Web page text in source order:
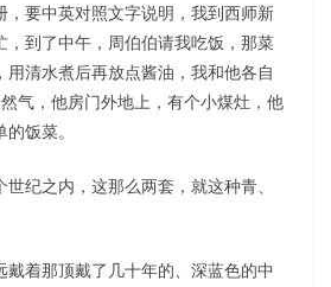
，要中英对照文字说明，我到西师新
，到了中午，周伯伯请我吃饭，那菜
清水煮后再放点酱油，我和他各自
气，他房门外地上，有个小煤灶，他
饭菜。
纪之内，这那么两套，就这种青、
着那顶戴了几十年的、深蓝色的中